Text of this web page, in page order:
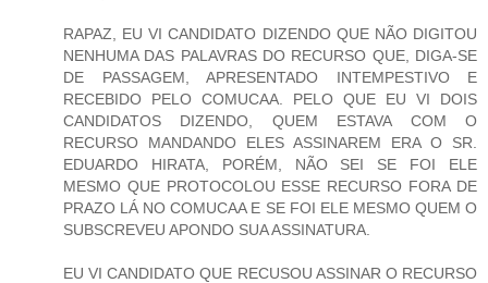
RAPAZ, EU VI CANDIDATO DIZENDO QUE NÃO DIGITOU
NENHUMA DAS PALAVRAS DO RECURSO QUE, DIGA-SE
DE PASSAGEM, APRESENTADO INTEMPESTIVO E
RECEBIDO PELO COMUCAA. PELO QUE EU VI DOIS
CANDIDATOS DIZENDO, QUEM ESTAVA COM O
RECURSO MANDANDO ELES ASSINAREM ERA O SR.
EDUARDO HIRATA, PORÉM, NÃO SEI SE FOI ELE
MESMO QUE PROTOCOLOU ESSE RECURSO FORA DE
PRAZO LÁ NO COMUCAA E SE FOI ELE MESMO QUEM O
SUBSCREVEU APONDO SUA ASSINATURA.
EU VI CANDIDATO QUE RECUSOU ASSINAR O RECURSO